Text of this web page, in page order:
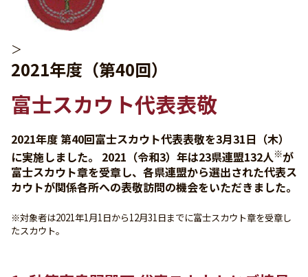
＞
2021年度（第40回）
富士スカウト代表表敬
2021年度 第40回富士スカウト代表表敬を3月31日（木）
に実施しました。 2021（令和3）年は23県連盟132人※が
富士スカウト章を受章し、各県連盟から選出された代表ス
カウトが関係各所への表敬訪問の機会をいただきました。
※対象者は2021年1月1日から12月31日までに富士スカウト章を受章し
たスカウト。